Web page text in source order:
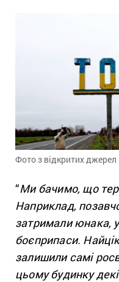
Фото з відкритих джерел
“Ми бачимо, що
Наприклад,
затримали юнака,
боєприпаси.
залишили самі
цьому будинку